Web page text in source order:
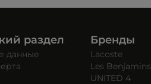
раздел
данные
Бренды
Lacoste
Les Benjamins
UNITED 4